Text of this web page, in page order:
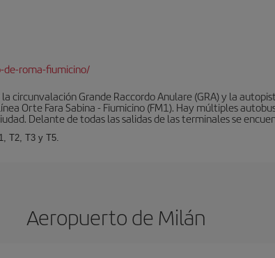
roma-fiumicino/
circunvalación Grande Raccordo Anulare (GRA) y la
Orte Fara Sabina - Fiumicino (FM1). Hay múltiples
Delante de todas las salidas de las terminales se
T2, T3 y T5.
Aeropuerto de Milán